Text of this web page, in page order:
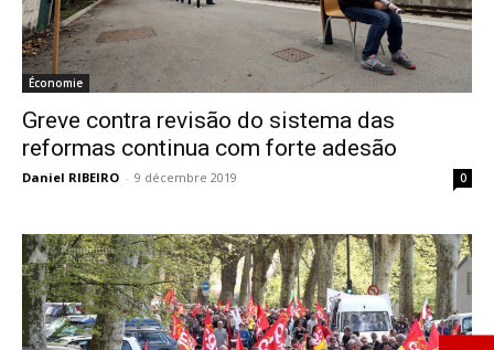
Économie
Greve contra revisão do sistema das
reformas continua com forte adesão
Daniel RIBEIRO - 9 décembre 2019 0